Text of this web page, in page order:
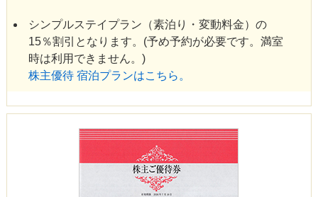
シンプルステイプラン（素泊り・変動料金）の
15％割引となります。(予め予約が必要です。満室
時は利用できません。)
株主優待 宿泊プランはこちら。